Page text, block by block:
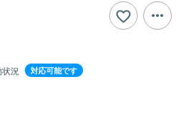
況 対応可能です